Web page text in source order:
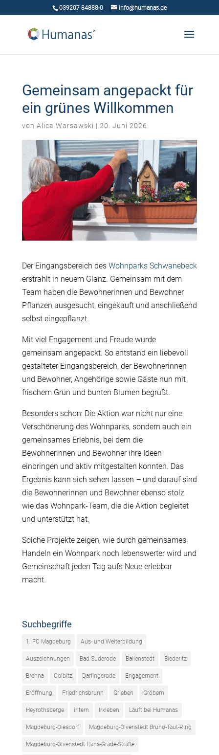
039207 84888-0 info@humanas.de
Gemeinsam angepackt für
ein grünes Willkommen
von Alica Warsawski | 20. Juni 2026
Der Eingangsbereich des Wohnparks Schwanebeck
erstrahlt in neuem Glanz. Gemeinsam mit dem
Team haben die Bewohnerinnen und Bewohner
Pflanzen ausgesucht, eingekauft und anschließend
selbst eingepflanzt.
Mit viel Engagement und Freude wurde
gemeinsam angepackt. So entstand ein liebevoll
gestalteter Eingangsbereich, der Bewohnerinnen
und Bewohner, Angehörige sowie Gäste nun mit
frischem Grün und bunten Blumen begrüßt.
Besonders schön: Die Aktion war nicht nur eine
Verschönerung des Wohnparks, sondern auch ein
gemeinsames Erlebnis, bei dem die
Bewohnerinnen und Bewohner ihre Ideen
einbringen und aktiv mitgestalten konnten. Das
Ergebnis kann sich sehen lassen – und darauf sind
die Bewohnerinnen und Bewohner ebenso stolz
wie das Wohnpark-Team, die die Aktion begleitet
und unterstützt hat.
Solche Projekte zeigen, wie durch gemeinsames
Handeln ein Wohnpark noch lebenswerter wird und
Gemeinschaft jeden Tag aufs Neue erlebbar
macht.
Suchbegriffe
1. FC Magdeburg Aus- und Weiterbildung
Auszeichnungen Bad Suderode Ballenstedt Biederitz
Brehna Colbitz Darlingerode Engagement
Eröffnung Friedrichsbrunn Grieben Gröbern
Heyrothsberge intern Irxleben Läuft bei Humanas
Magdeburg-Diesdorf Magdeburg-Olvenstedt Bruno-Taut-Ring
Magdeburg-Olvenstedt Hans-Grade-Straße